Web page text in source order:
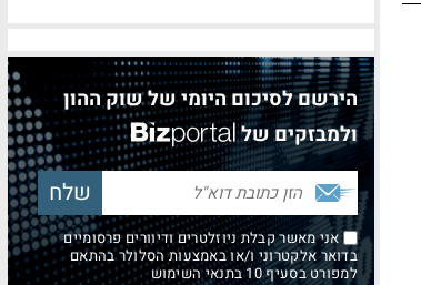
הירשם לסיכום היומי של שוק ההון
ולמבזקים של
אני מאשר קבלת ניוזלטרים ודיוורים פרסומיים
בדואר אלקטרוני ו/או באמצעות הסלולר בהתאם
למפורט בסעיף 10 בתנאי השימוש